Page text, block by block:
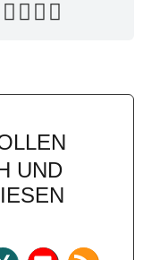
UND